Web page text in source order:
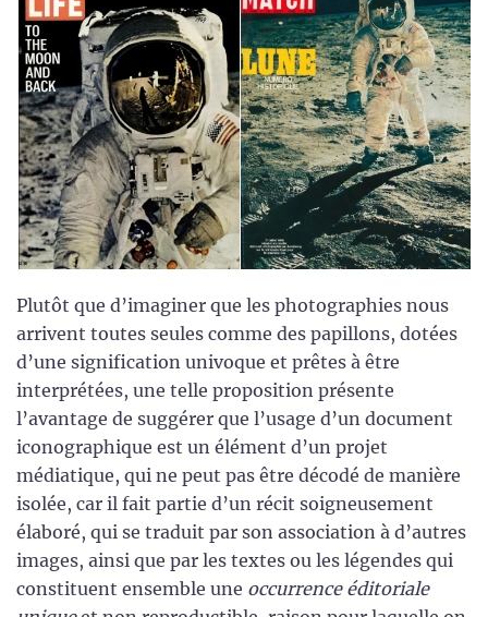
Plutôt que d’imaginer que les photographies nous
arrivent toutes seules comme des papillons, dotées
d’une signification univoque et prêtes à être
interprétées, une telle proposition présente
l’avantage de suggérer que l’usage d’un document
iconographique est un élément d’un projet
médiatique, qui ne peut pas être décodé de manière
isolée, car il fait partie d’un récit soigneusement
élaboré, qui se traduit par son association à d’autres
images, ainsi que par les textes ou les légendes qui
constituent ensemble une occurrence éditoriale